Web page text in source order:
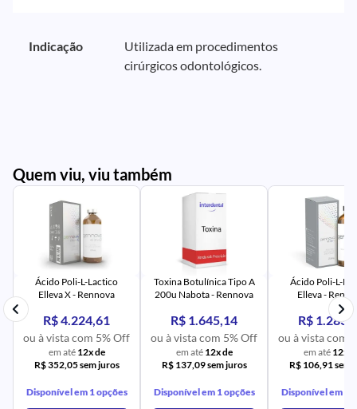
Indicação
Utilizada em procedimentos
cirúrgicos odontológicos.
Quem viu, viu também
UR
Ácido Poli-L-Lactico
Elleva X - Rennova
R$ 4.224,61
ou à vista com 5% Off
em até 12x de
R$ 352,05 sem juros
Disponível em 1 opções
Toxina Botulínica Tipo A
200u Nabota - Rennova
R$ 1.645,14
ou à vista com 5% Off
em até 12x de
R$ 137,09 sem juros
Disponível em 1 opções
UR
Ácido Poli-L-
Elleva -
R$
ou à vista com
em até 12x
R$ 106,91 sem
Disponível em 1